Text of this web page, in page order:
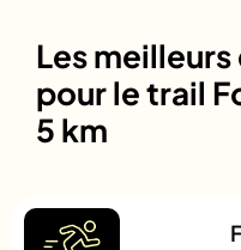
Les
pour le trail
5 km